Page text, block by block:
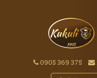
0905 369 375